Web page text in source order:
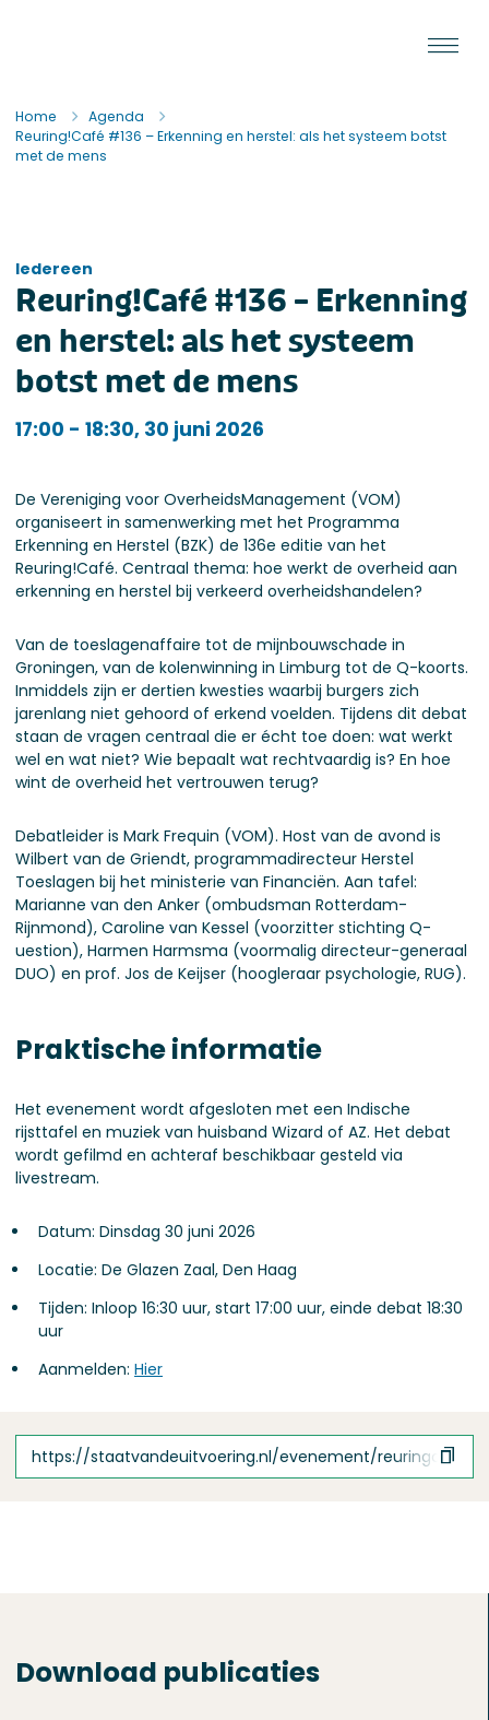
Home
Agenda
Reuring!Café #136 – Erkenning en herstel: als het systeem botst
met de mens
Iedereen
Reuring!Café #136 – Erkenning
en herstel: als het systeem
botst met de mens
Iedereen
17:00 - 18:30, 30 juni 2026
De Vereniging voor OverheidsManagement (VOM)
organiseert in samenwerking met het Programma
Erkenning en Herstel (BZK) de 136e editie van het
Reuring!Café. Centraal thema: hoe werkt de overheid aan
erkenning en herstel bij verkeerd overheidshandelen?
Van de toeslagenaffaire tot de mijnbouwschade in
Groningen, van de kolenwinning in Limburg tot de Q-koorts.
Inmiddels zijn er dertien kwesties waarbij burgers zich
jarenlang niet gehoord of erkend voelden. Tijdens dit debat
staan de vragen centraal die er écht toe doen: wat werkt
wel en wat niet? Wie bepaalt wat rechtvaardig is? En hoe
wint de overheid het vertrouwen terug?
Debatleider is Mark Frequin (VOM). Host van de avond is
Wilbert van de Griendt, programmadirecteur Herstel
Toeslagen bij het ministerie van Financiën. Aan tafel:
Marianne van den Anker (ombudsman Rotterdam-
Rijnmond), Caroline van Kessel (voorzitter stichting Q-
uestion), Harmen Harmsma (voormalig directeur-generaal
DUO) en prof. Jos de Keijser (hoogleraar psychologie, RUG).
Praktische informatie
Het evenement wordt afgesloten met een Indische
rijsttafel en muziek van huisband Wizard of AZ. Het debat
wordt gefilmd en achteraf beschikbaar gesteld via
livestream.
Datum: Dinsdag 30 juni 2026
Locatie: De Glazen Zaal, Den Haag
Tijden: Inloop 16:30 uur, start 17:00 uur, einde debat 18:30
uur
Aanmelden: Hier
https://staatvandeuitvoering.nl/evenement/
Download publicaties